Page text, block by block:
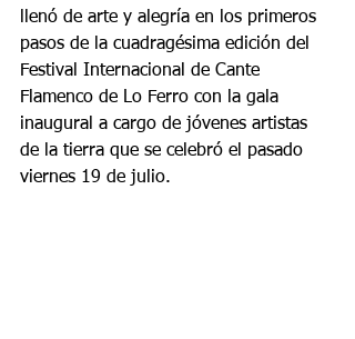
llenó de arte y alegría en los primeros
pasos de la cuadragésima edición del
Festival Internacional de Cante
Flamenco de Lo Ferro con la gala
inaugural a cargo de jóvenes artistas
de la tierra que se celebró el pasado
viernes 19 de julio.